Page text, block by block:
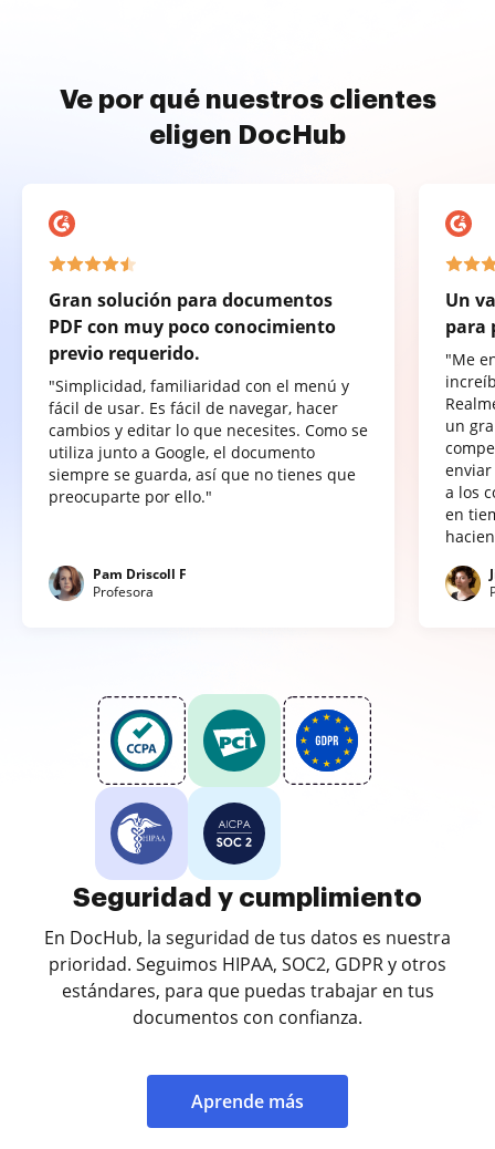
Ve por qué nuestros clientes
eligen DocHub
Gran solución para documentos
PDF con muy poco conocimiento
previo requerido.
"Simplicidad, familiaridad con el menú y
fácil de usar. Es fácil de navegar, hacer
cambios y editar lo que necesites. Como se
utiliza junto a Google, el documento
siempre se guarda, así que no tienes que
preocuparte por ello."
Pam Driscoll F
Profesora
Un
para
"Me
un
a los
en
Seguridad y cumplimiento
En DocHub, la seguridad de tus datos es nuestra
prioridad. Seguimos HIPAA, SOC2, GDPR y otros
estándares, para que puedas trabajar en tus
documentos con confianza.
Aprende más